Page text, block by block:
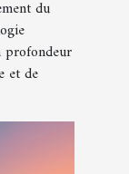
du
profondeur
et de